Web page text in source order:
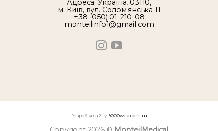
Адреса: Україна, 03110,
м. Київ, вул. Солом'янська 11
+38 (050) 01-210-08
monteilinfo1@gmail.com
Розробка сайту:9000web.com.ua